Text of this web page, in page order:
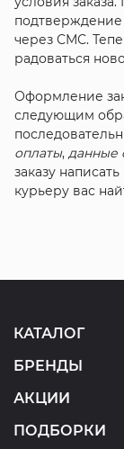
через СМС.
радоваться
Оформление
следующим
оплаты, данные
заказу
курьеру вас
КАТАЛОГ
БРЕНДЫ
АКЦИИ
ПОДБОРКИ